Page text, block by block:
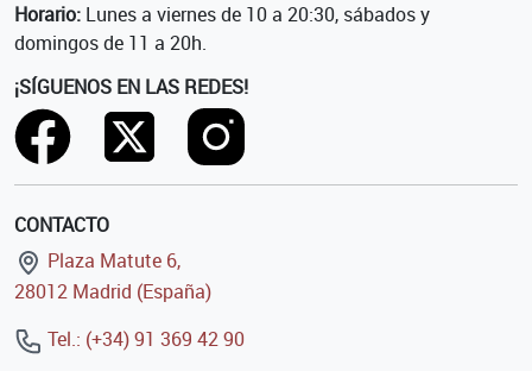
Horario: Lunes a viernes de 10 a 20:30, sábados y
domingos de 11 a 20h.
¡SÍGUENOS EN LAS REDES!
CONTACTO
Plaza Matute 6,
28012 Madrid (España)
Tel.: (+34) 91 369 42 90